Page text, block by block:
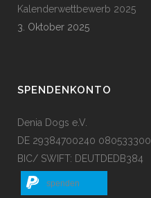
Kalenderwettbewerb 2025
3. Oktober 2025
SPENDENKONTO
Denia Dogs e.V.
DE 29384700240 080533300
BIC/ SWIFT: DEUTDEDB384
spenden